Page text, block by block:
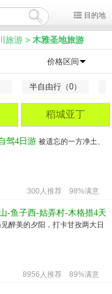
目的地
旅游 > 木雅圣地旅游
价格区间
半自由行（0）
稻城亚丁
驾4日游 被遗忘的一方净土、
300人推荐 98%满意
-鱼子西-姑弄村-木格措4天
醉美的夕阳，打卡甘孜两大日
8956人推荐 89%满意